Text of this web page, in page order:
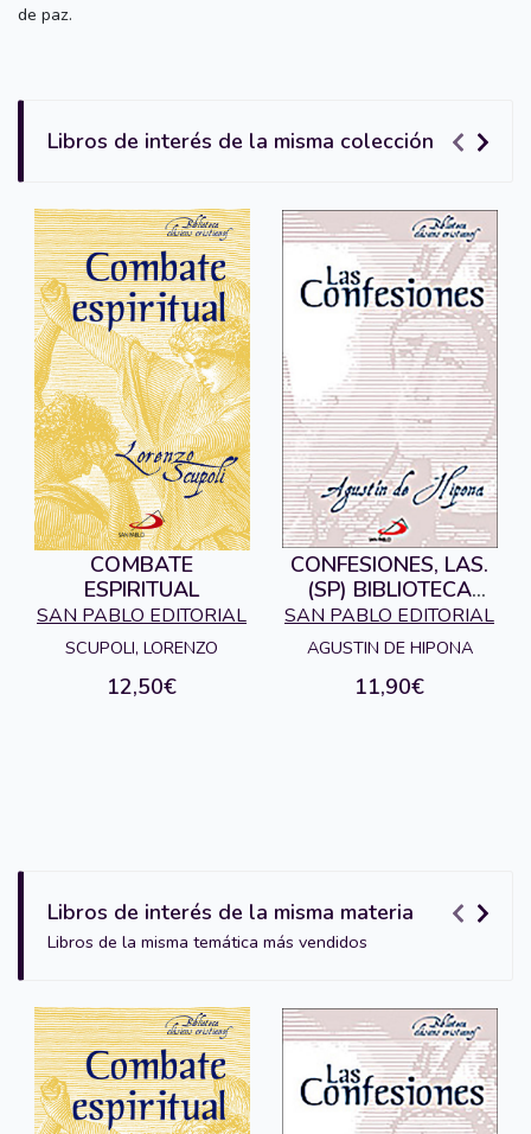
de paz.
Libros de interés de la misma colección
COMBATE
ESPIRITUAL
SAN PABLO EDITORIAL
SCUPOLI, LORENZO
12,50€
CONFESIONES, LAS.
(SP) BIBLIOTECA
CLASICOS
CRISTIANOS
SAN PABLO EDITORIAL
AGUSTIN DE HIPONA
11,90€
Libros de interés de la misma materia
Libros de la misma temática más vendidos